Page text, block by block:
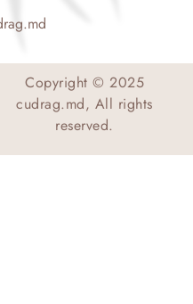
Copyright © 2025
cudrag.md, All rights
reserved.